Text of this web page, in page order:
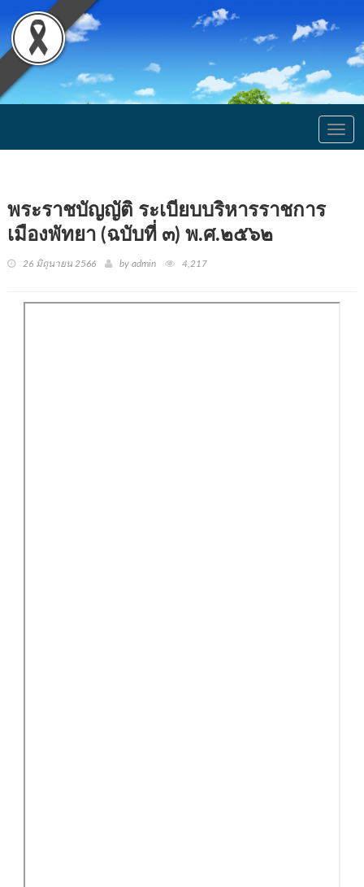
พระราชบัญญัติ ระเบียบบริหารราชการ
เมืองพัทยา (ฉบับที่ ๓) พ.ศ.๒๕๖๒
26 มิถุนายน 2566 by admin 4,217